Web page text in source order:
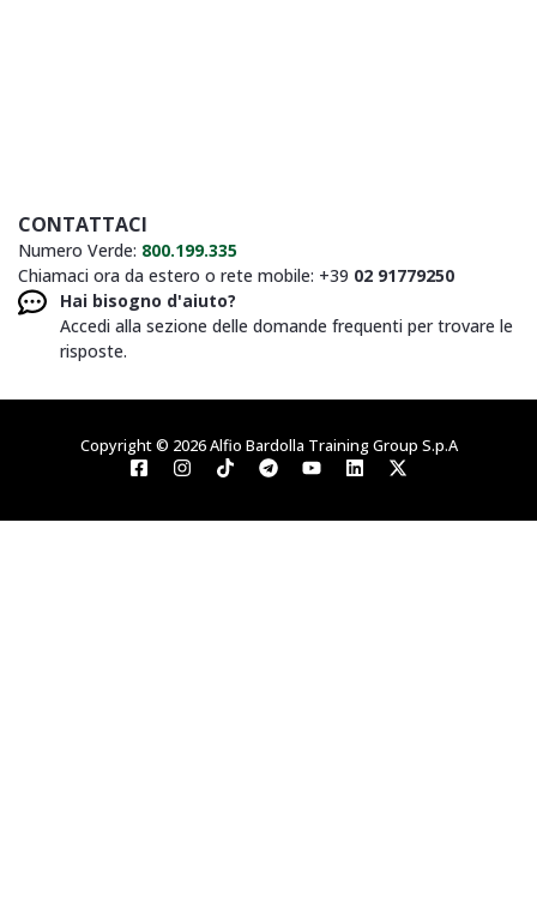
CONTATTACI
Numero Verde: 800.199.335
Chiamaci ora da estero o rete mobile: +39 02 91779250
Hai bisogno d'aiuto?
Accedi alla sezione delle domande frequenti per trovare le
risposte.
Copyright © 2026 Alfio Bardolla Training Group S.p.A